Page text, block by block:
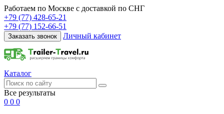
Работаем по Москве с доставкой по СНГ
+79 (77) 428-65-21
+79 (77) 152-66-51
Заказать звонок Личный кабинет
Каталог
Все результаты
0 0 0